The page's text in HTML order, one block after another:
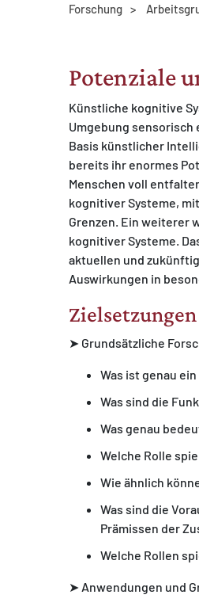
Forschung
Potenziale
Künstliche kognitive
Umgebung
Basis künstlicher
bereits ihr enormes
Menschen voll
kognitiver Systeme,
Grenzen. Ein weiterer
kognitiver Systeme.
aktuellen und
Auswirkungen in
Zielsetzungen
➤ Grundsätzliche
Was ist genau
Was sind die
Was genau
Welche Rolle
Wie ähnlich
Was sind die
Prämissen der
Welche Rollen
➤ Anwendungen und